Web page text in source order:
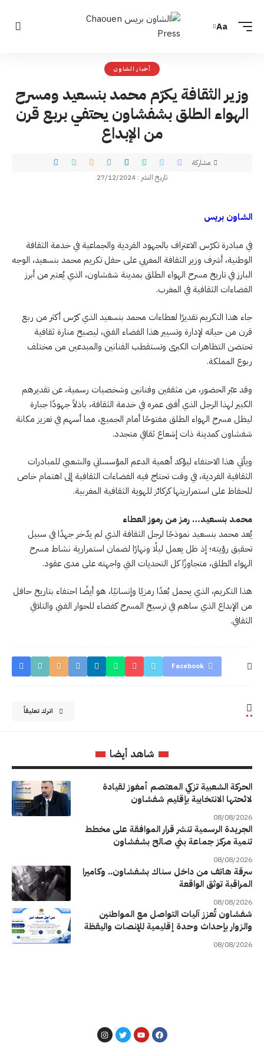
Aa
أخبار الشاون
وزير الثقافة يكرّم محمد بنسعيد ومسرح
الهواء الطلق بشفشاون يحتفي بربع قرن
من الإبداع
تاريخ النشر : 27/12/2024
مشاركة
الشاون بريس
في مبادرة تكرّس الاعتراف بالجهود الفردية والجماعية في خدمة الثقافة
الوطنية، أشرف وزير الثقافة المغربي على حفل تكريم محمد بنسعيد، الوجه
البارز في تاريخ مسرح الهواء الطلق بمدينة شفشاون، الذي يُعتبر من أبرز
الفضاءات الثقافية في المغرب.
جاء هذا التكريم تقديرًا لعطاءات محمد بنسعيد الذي كرّس أكثر من ربع
قرن من حياته لإدارة وتسيير هذا الفضاء الفني، ليصبح منارة ثقافية
تحتضن التظاهرات الكبرى وتستقطب الفنانين والمبدعين من مختلف
ربوع المملكة.
وقد عبّر الحضور، من مثقفين وفنانين وشخصيات رسمية، عن تقديرهم
الكبير لهذا الرجل الذي أفنى عمره في خدمة الثقافة، باذلاً جهودًا جبارة
ليظل مسرح الهواء الطلق مفتوحًا أمام الجميع، مما أسهم في تعزيز مكانة
شفشاون كمدينة ذات إشعاع ثقافي متجدد.
ويأتي هذا الاحتفاء ليؤكد أهمية الدعم المؤسساتي والشعبي للمبادرات
الثقافية الفردية، في وقت تحتاج فيه الفضاءات الثقافية إلى اهتمام خاص
للحفاظ على استمراريتها كركائز للهوية الثقافية المغربية.
محمد بنسعيد… رمز من رموز العطاء
يُعد محمد بنسعيد نموذجًا لرجل الثقافة الذي لم يدّخر جهدًا في سبيل
تحقيق رؤيته؛ إذ ظل يعمل ليلًا ونهارًا لضمان استمرارية نشاط مسرح
الهواء الطلق، متجاوزًا كل التحديات التي واجهته على مدى عقود.
هذا التكريم، الذي يحمل بُعدًا رمزيًا وإنسانيًا، هو أيضًا احتفاء بتاريخ حافل
من الإبداع الذي ساهم في ترسيخ المسرح كفضاء للحوار الفني والتلاقي
الثقافي.
Facebook
اترك تعليقاً
شاهد أيضا
الحركة الشعبية تزكي المعتصم أمغوز لقيادة
لائحتها الانتخابية بإقليم شفشاون
08/08/2026
الجريدة الرسمية تنشر قرار الموافقة على مخطط
تنمية مركز جماعة بني صالح بشفشاون
08/08/2026
سرقة هاتف من داخل سناك بشفشاون.. وكاميرا
المراقبة توثق الواقعة
08/08/2026
شفشاون تُعزز آليات التواصل مع المواطنين
والزوار بإحداث وحدة إقليمية للإنصات واليقظة
08/08/2026